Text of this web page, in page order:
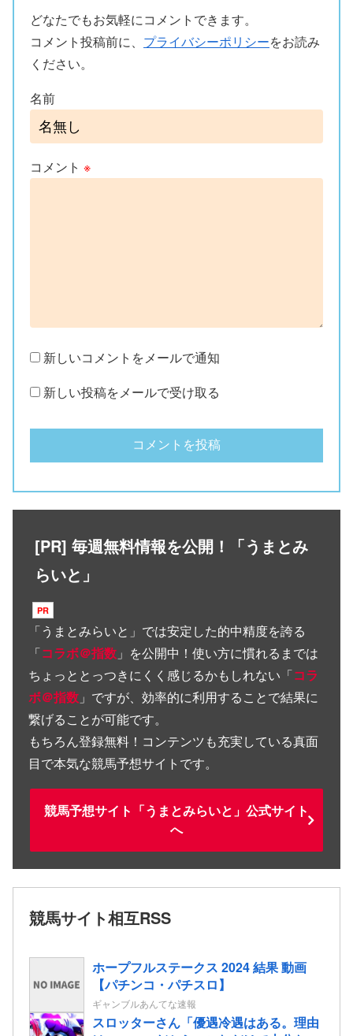
どなたでもお気軽にコメントできます。
コメント投稿前に、 プライバシーポリシーをお読み
ください。
名前
コメント ※
新しいコメントをメールで通知
新しい投稿をメールで受け取る
[PR] 毎週無料情報を公開！「うまとみ
らいと」
「うまとみらいと 」では安定した的中精度を誇る
「コラボ＠指数 」を公開中！使い方に慣れるまでは
ちょっととっつきにくく感じるかもしれない「コラ
ボ＠指数 」ですが、効率的に利用することで結果に
繋げることが可能です。
もちろん登録無料！コンテンツも充実している真面
目で本気な競馬予想サイトです。
競馬予想サイト「うまとみらいと」公式サイト
へ
競馬サイト相互RSS
ホープフルステークス 2024 結果 動画
【パチンコ・パチスロ】
ギャンブルあんてな速報
スロッターさん「優遇冷遇はある。理由